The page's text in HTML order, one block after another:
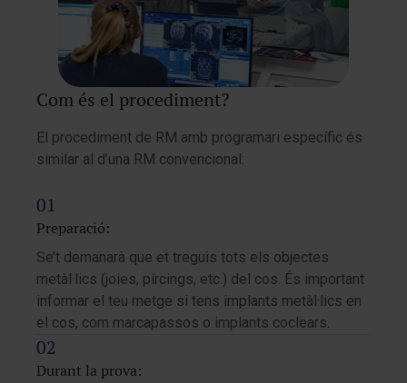
Com és el procediment?
El procediment de RM amb programari específic és
similar al d’una RM convencional:
Preparació:
Se’t demanarà que et treguis tots els objectes
metàl·lics (joies, pírcings, etc.) del cos. És important
informar el teu metge si tens implants metàl·lics en
el cos, com marcapassos o implants coclears.
Durant la prova: